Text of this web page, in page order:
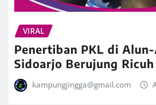
VIRAL
Penertiban PKL di
Sidoarjo Berujung Ricuh
kampungjingga@gmail.com